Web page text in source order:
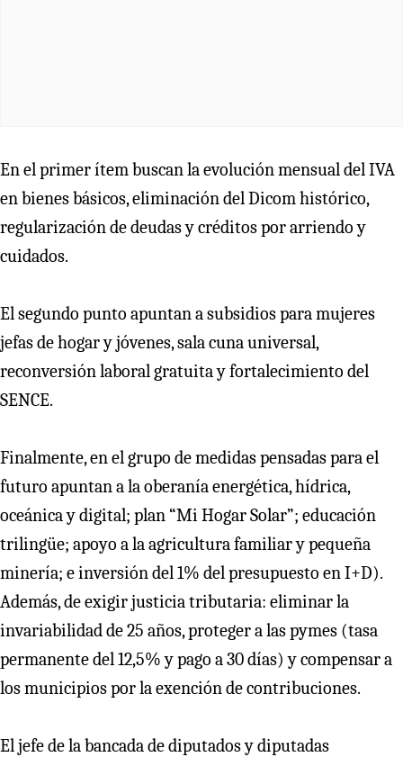
En el primer ítem buscan la evolución mensual del IVA
en bienes básicos, eliminación del Dicom histórico,
regularización de deudas y créditos por arriendo y
cuidados.
El segundo punto apuntan a subsidios para mujeres
jefas de hogar y jóvenes, sala cuna universal,
reconversión laboral gratuita y fortalecimiento del
SENCE.
Finalmente, en el grupo de medidas pensadas para el
futuro apuntan a la oberanía energética, hídrica,
oceánica y digital; plan “Mi Hogar Solar”; educación
trilingüe; apoyo a la agricultura familiar y pequeña
minería; e inversión del 1% del presupuesto en I+D).
Además, de exigir justicia tributaria: eliminar la
invariabilidad de 25 años, proteger a las pymes (tasa
permanente del 12,5% y pago a 30 días) y compensar a
los municipios por la exención de contribuciones.
El jefe de la bancada de diputados y diputadas